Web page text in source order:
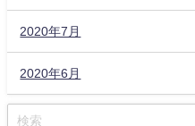
2020年7月
2020年6月